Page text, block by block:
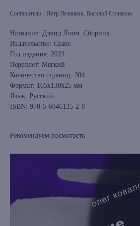
Составители - Петр Лезников, Василий Степанов
Название: Дэвид Линч. Сборник
Издательство: Сеанс
Год издания: 2023
Переплет: Мягкий
Количество страниц: 304
Формат: 165x130x25 мм
Язык: Русский
ISBN: 978-5-6046135-2-8
Рекомендуем посмотреть